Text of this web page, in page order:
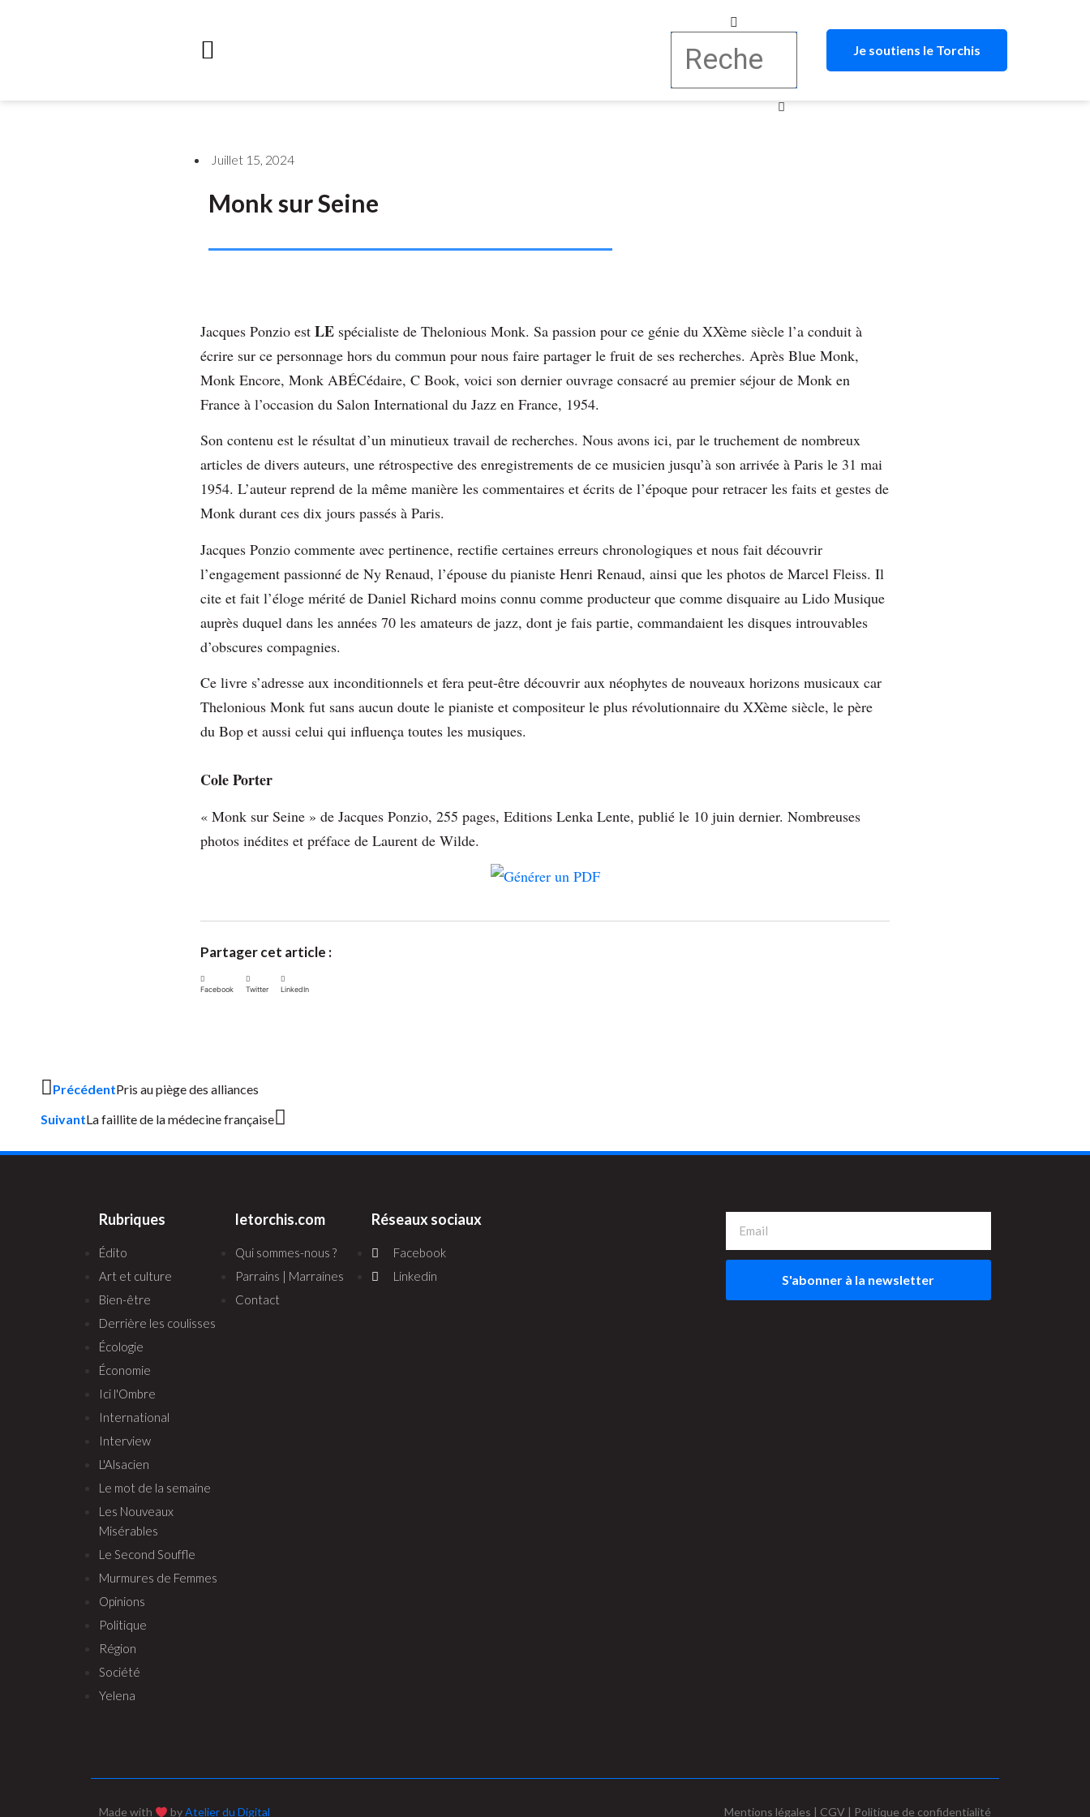
Je soutiens le Torchis
Juillet 15, 2024
Monk sur Seine
Jacques Ponzio est LE spécialiste de Thelonious Monk. Sa passion pour ce génie du XXème siècle l’a conduit à
écrire sur ce personnage hors du commun pour nous faire partager le fruit de ses recherches. Après Blue Monk,
Monk Encore, Monk ABÉCédaire, C Book, voici son dernier ouvrage consacré au premier séjour de Monk en
France à l’occasion du Salon International du Jazz en France, 1954.
Son contenu est le résultat d’un minutieux travail de recherches. Nous avons ici, par le truchement de nombreux
articles de divers auteurs, une rétrospective des enregistrements de ce musicien jusqu’à son arrivée à Paris le 31 mai
1954. L’auteur reprend de la même manière les commentaires et écrits de l’époque pour retracer les faits et gestes de
Monk durant ces dix jours passés à Paris.
Jacques Ponzio commente avec pertinence, rectifie certaines erreurs chronologiques et nous fait découvrir
l’engagement passionné de Ny Renaud, l’épouse du pianiste Henri Renaud, ainsi que les photos de Marcel Fleiss. Il
cite et fait l’éloge mérité de Daniel Richard moins connu comme producteur que comme disquaire au Lido Musique
auprès duquel dans les années 70 les amateurs de jazz, dont je fais partie, commandaient les disques introuvables
d’obscures compagnies.
Ce livre s’adresse aux inconditionnels et fera peut-être découvrir aux néophytes de nouveaux horizons musicaux car
Thelonious Monk fut sans aucun doute le pianiste et compositeur le plus révolutionnaire du XXème siècle, le père
du Bop et aussi celui qui influença toutes les musiques.
Cole Porter
« Monk sur Seine » de Jacques Ponzio, 255 pages, Editions Lenka Lente, publié le 10 juin dernier. Nombreuses
photos inédites et préface de Laurent de Wilde.
Partager cet article :
Facebook Twitter LinkedIn
PrécédentPris au piège des alliances
SuivantLa faillite de la médecine française
Rubriques
Édito
Art et culture
Bien-être
Derrière les coulisses
Écologie
Économie
Ici l'Ombre
International
Interview
L'Alsacien
Le mot de la semaine
Les Nouveaux
Misérables
Le Second Souffle
Murmures de Femmes
Opinions
Politique
Région
Société
Yelena
letorchis.com
Qui sommes-nous ?
Parrains | Marraines
Contact
Réseaux sociaux
Facebook
Linkedin
S'abonner à la newsletter
Made with byAtelier du Digital Mentions légales | CGV | Politique de confidentialité